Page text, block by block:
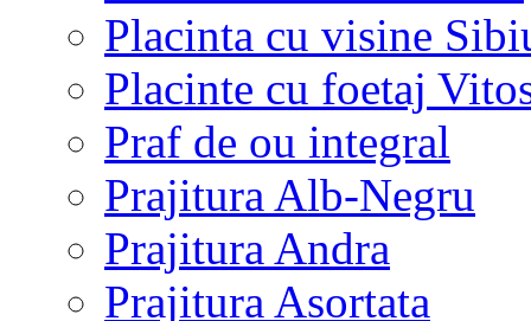
Placinta cu visine
Placinte cu foetaj
Praf de ou integral
Prajitura Alb-Negru
Prajitura Andra
Prajitura Asortata